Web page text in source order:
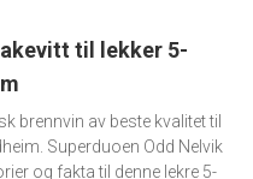
til lekker 5-
brennvin av beste kvalitet til
Superduoen Odd Nelvik
og fakta til denne lekre 5-